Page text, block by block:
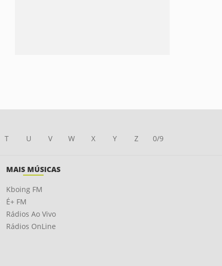
T U V W X Y Z 0/9
MAIS MÚSICAS
Kboing FM
É+ FM
Rádios Ao Vivo
Rádios OnLine